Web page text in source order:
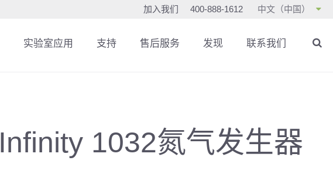
加入我们 400-888-1612 中文（中国）
实验室应用 支持 售后服务 发现 联系我们
Infinity 1032氮气发生器